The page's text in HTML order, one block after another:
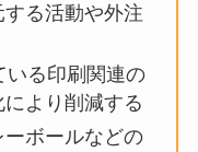
る活動や外注
いる印刷関連の
より削減する
ボールなどの